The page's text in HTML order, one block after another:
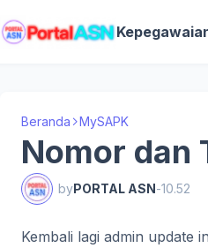
Beranda MySAPK
Nomor dan
byPORTAL ASN-10.52
Kembali lagi admin update